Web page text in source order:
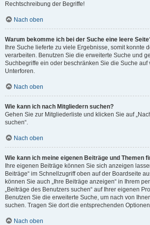
Rechtschreibung der Begriffe!
Nach oben
Warum bekomme ich bei der Suche eine leere
Ihre Suche lieferte zu viele Ergebnisse, somit konnte
verarbeiten. Benutzen Sie die erweiterte Suche und
Suchbegriffe ein oder beschränken Sie die Suche auf
Unterforen.
Nach oben
Wie kann ich nach Mitgliedern suchen?
Gehen Sie zur Mitgliederliste und klicken Sie auf
suchen“.
Nach oben
Wie kann ich meine eigenen Beiträge und Themen
Ihre eigenen Beiträge können Sie sich anzeigen
Beiträge“ im Schnellzugriff oben auf der Boardseite
können Sie auch „Ihre Beiträge anzeigen“ in Ihrem
„Beiträge des Benutzers suchen“ auf Ihrer eigenen
Benutzen Sie die erweiterte Suche, um nach von
suchen. Tragen Sie dort die entsprechenden
Nach oben